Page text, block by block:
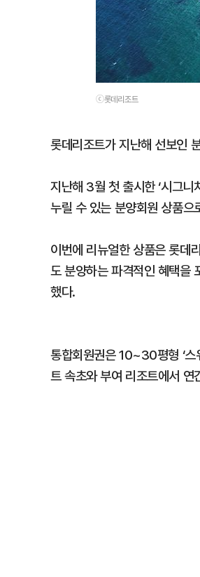
ⓒ롯데리조트
롯데리조트가 지난해 선보인
지난해 3월 첫 출시한 ‘시그
누릴 수 있는 분양회원 상품으
이번에 리뉴얼한 상품은 롯데
도 분양하는 파격적인 혜택을
했다.
통합회원권은 10~30평형 ‘
트 속초와 부여 리조트에서